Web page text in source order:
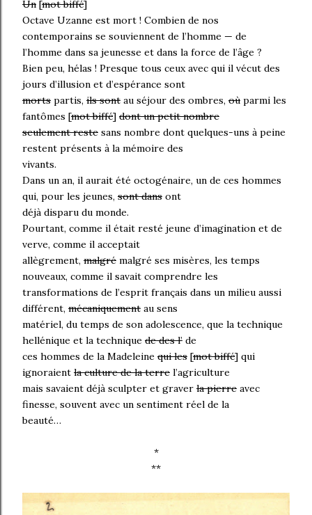
Un [mot biffé]
Octave Uzanne est mort ! Combien de nos
contemporains se souviennent de l’homme — de
l’homme dans sa jeunesse et dans la force de l’âge ?
Bien peu, hélas ! Presque tous ceux avec qui il vécut des
jours d’illusion et d’espérance sont
morts partis, ils sont au séjour des ombres, où parmi les
fantômes [mot biffé] dont un petit nombre
seulement reste sans nombre dont quelques-uns à peine
restent présents à la mémoire des
vivants.
Dans un an, il aurait été octogénaire, un de ces hommes
qui, pour les jeunes, sont dans ont
déjà disparu du monde.
Pourtant, comme il était resté jeune d’imagination et de
verve, comme il acceptait
allègrement, malgré malgré ses misères, les temps
nouveaux, comme il savait comprendre les
transformations de l’esprit français dans un milieu aussi
différent, mécaniquement au sens
matériel, du temps de son adolescence, que la technique
hellénique et la technique de des l’ de
ces hommes de la Madeleine qui les [mot biffé] qui
ignoraient la culture de la terre l’agriculture
mais savaient déjà sculpter et graver la pierre avec
finesse, souvent avec un sentiment réel de la
beauté…
*
**